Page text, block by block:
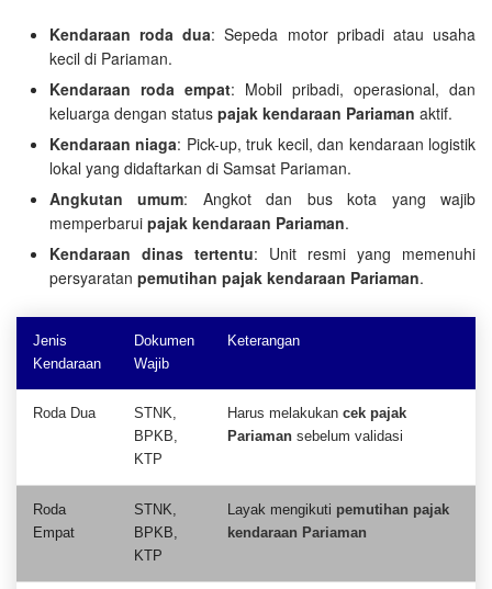
Kendaraan roda dua: Sepeda motor pribadi atau usaha
kecil di Pariaman.
Kendaraan roda empat: Mobil pribadi, operasional, dan
keluarga dengan status pajak kendaraan Pariaman aktif.
Kendaraan niaga: Pick-up, truk kecil, dan kendaraan logistik
lokal yang didaftarkan di Samsat Pariaman.
Angkutan umum: Angkot dan bus kota yang wajib
memperbarui pajak kendaraan Pariaman.
Kendaraan dinas tertentu: Unit resmi yang memenuhi
persyaratan pemutihan pajak kendaraan Pariaman.
Jenis
Kendaraan
Dokumen
Wajib
Keterangan
Roda Dua
STNK,
BPKB,
KTP
Harus melakukan cek pajak
Pariaman sebelum validasi
Roda
Empat
STNK,
BPKB,
KTP
Layak mengikuti pemutihan pajak
kendaraan Pariaman